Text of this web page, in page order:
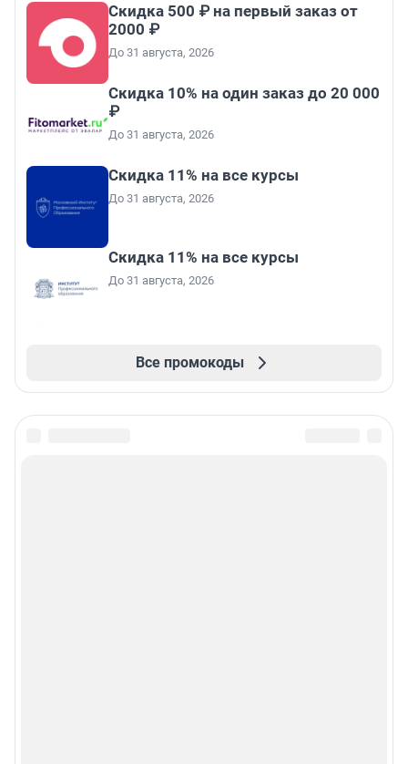
Скидка 500 ₽ на первый заказ от
2000 ₽
До 31 августа, 2026
Скидка 10% на один заказ до 20 000
₽
До 31 августа, 2026
Скидка 11% на все курсы
До 31 августа, 2026
Скидка 11% на все курсы
До 31 августа, 2026
Все промокоды